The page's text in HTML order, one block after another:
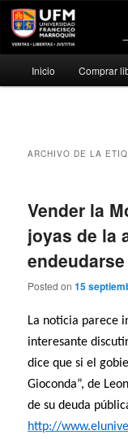
Ir
Ir
Inicio Comprar
ARCHIVO DE LA
Vender la
joyas de la
Posted on15
La noticia parece
interesante
dice que si el
Gioconda”, de
de su deuda
http://